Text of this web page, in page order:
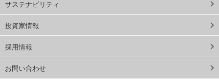
サステナビリティ
投資家情報
採用情報
お問い合わせ